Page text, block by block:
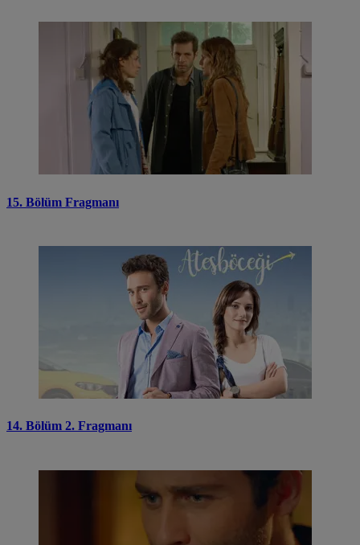
15. Bölüm Fragmanı
14. Bölüm 2. Fragmanı